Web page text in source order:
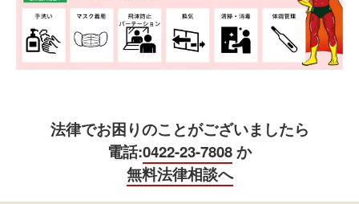
法律でお困りのことがございましたら
電話:0422-23-7808か
無料法律相談へ